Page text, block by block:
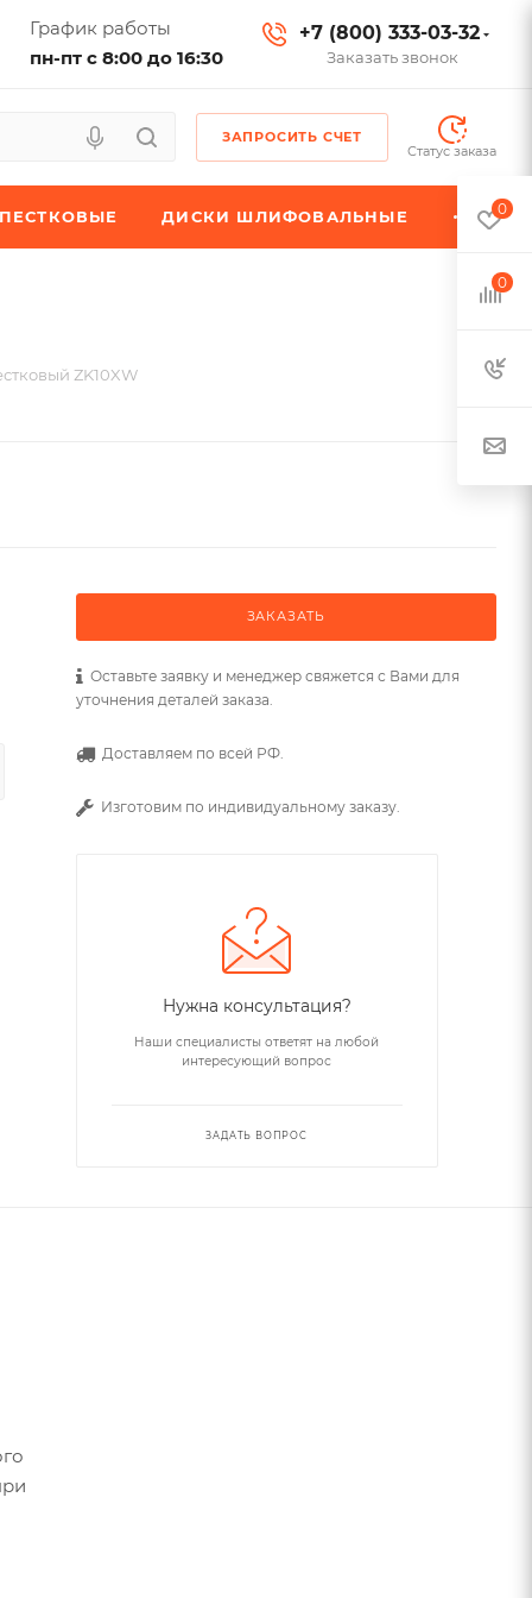
График работы
пн-пт с 8:00 до 16:30
+7 (800) 333-03-32
Заказать звонок
ЗАПРОСИТЬ СЧЕТ
Статус заказа
ДИСКИ ШЛИФОВАЛЬНЫЕ
ZK10XW
ЗАКАЗАТЬ
Оставьте заявку и менеджер свяжется с Вами для
уточнения деталей заказа.
Доставляем по всей РФ.
Изготовим по индивидуальному заказу.
Нужна консультация?
Наши специалисты ответят на любой
интересующий вопрос
ЗАДАТЬ ВОПРОС
0
0